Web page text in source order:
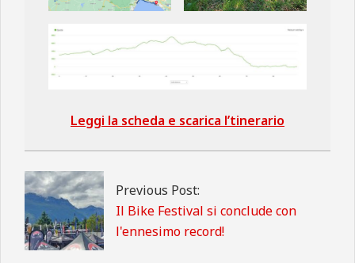
Leggi la scheda e scarica l’tinerario
2024-
05-
22
Previous Post:
Il Bike Festival si conclude con
l'ennesimo record!